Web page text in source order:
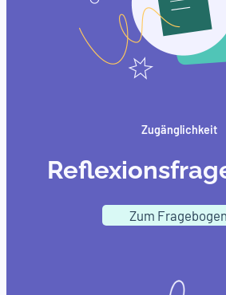
Zugänglichkeit
Zum Fragebogen